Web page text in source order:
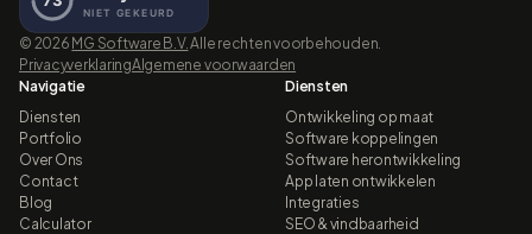
© 2026 MG Software B.V. Alle rechten voorbehouden.
PrivacyverklaringAlgemene voorwaarden
Navigatie
Diensten
Portfolio
Over Ons
Contact
Blog
Calculator
Diensten
Ontwikkeling op maat
Software koppelingen
Software herontwikkeling
App laten ontwikkelen
Integraties
SEO & vindbaarheid